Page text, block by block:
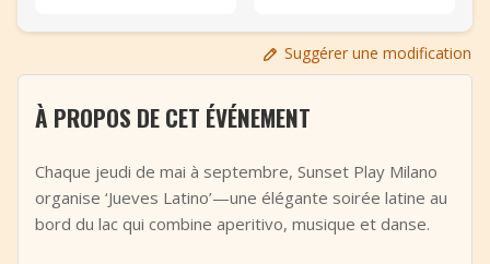
TuneTempo
+ Ajouter un événement
Suggérer une modification
À PROPOS DE CET ÉVÉNEMENT
Chaque jeudi de mai à septembre, Sunset Play Milano
organise ‘Jueves Latino’—une élégante soirée latine au
bord du lac qui combine aperitivo, musique et danse.